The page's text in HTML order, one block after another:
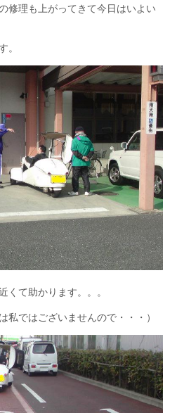
修理も上がってきて今日はいよい
。
くて助かります。。。
私ではございませんので・・・）